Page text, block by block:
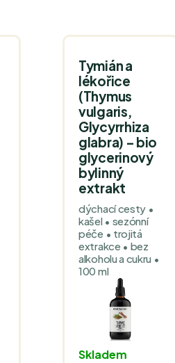
Tymián a
lékořice
(Thymus
vulgaris,
Glycyrrhiza
glabra) – bio
glycerinový
bylinný
extrakt
dýchací cesty •
kašel • sezónní
péče • trojitá
extrakce • bez
alkoholu a cukru •
100 ml
Skladem